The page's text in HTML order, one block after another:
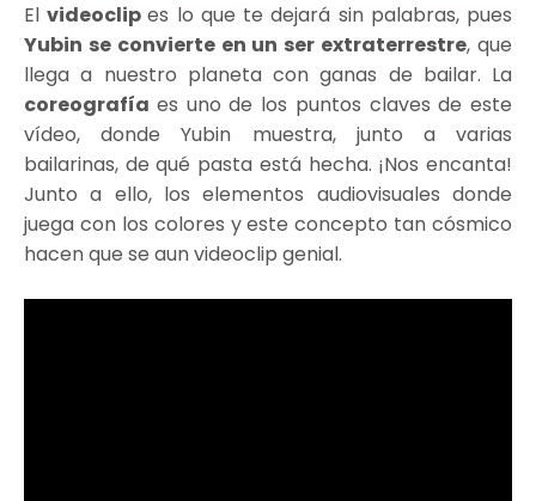
Elvideoclipes lo que te dejará sin palabras, pues
Yubin se convierte en un ser extraterrestre, que
llega a nuestro planeta con ganas de bailar. La
coreografía es uno de los puntos claves de este
vídeo, donde Yubin muestra, junto a varias
bailarinas, de qué pasta está hecha. ¡Nos encanta!
Junto a ello, los elementos audiovisuales donde
juega con los colores y este concepto tan cósmico
hacen que se aun videoclip genial.